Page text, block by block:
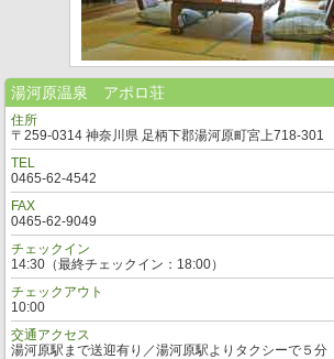
湯河原温泉 アポロ荘
住所
〒259-0314 神奈川県 足柄下郡湯河原町宮上718-301
TEL
0465-62-4542
FAX
0465-62-9049
チェックイン
14:30（最終チェックイン：18:00）
チェックアウト
10:00
交通アクセス
湯河原駅まで送迎有り／湯河原駅よりタクシーで５分